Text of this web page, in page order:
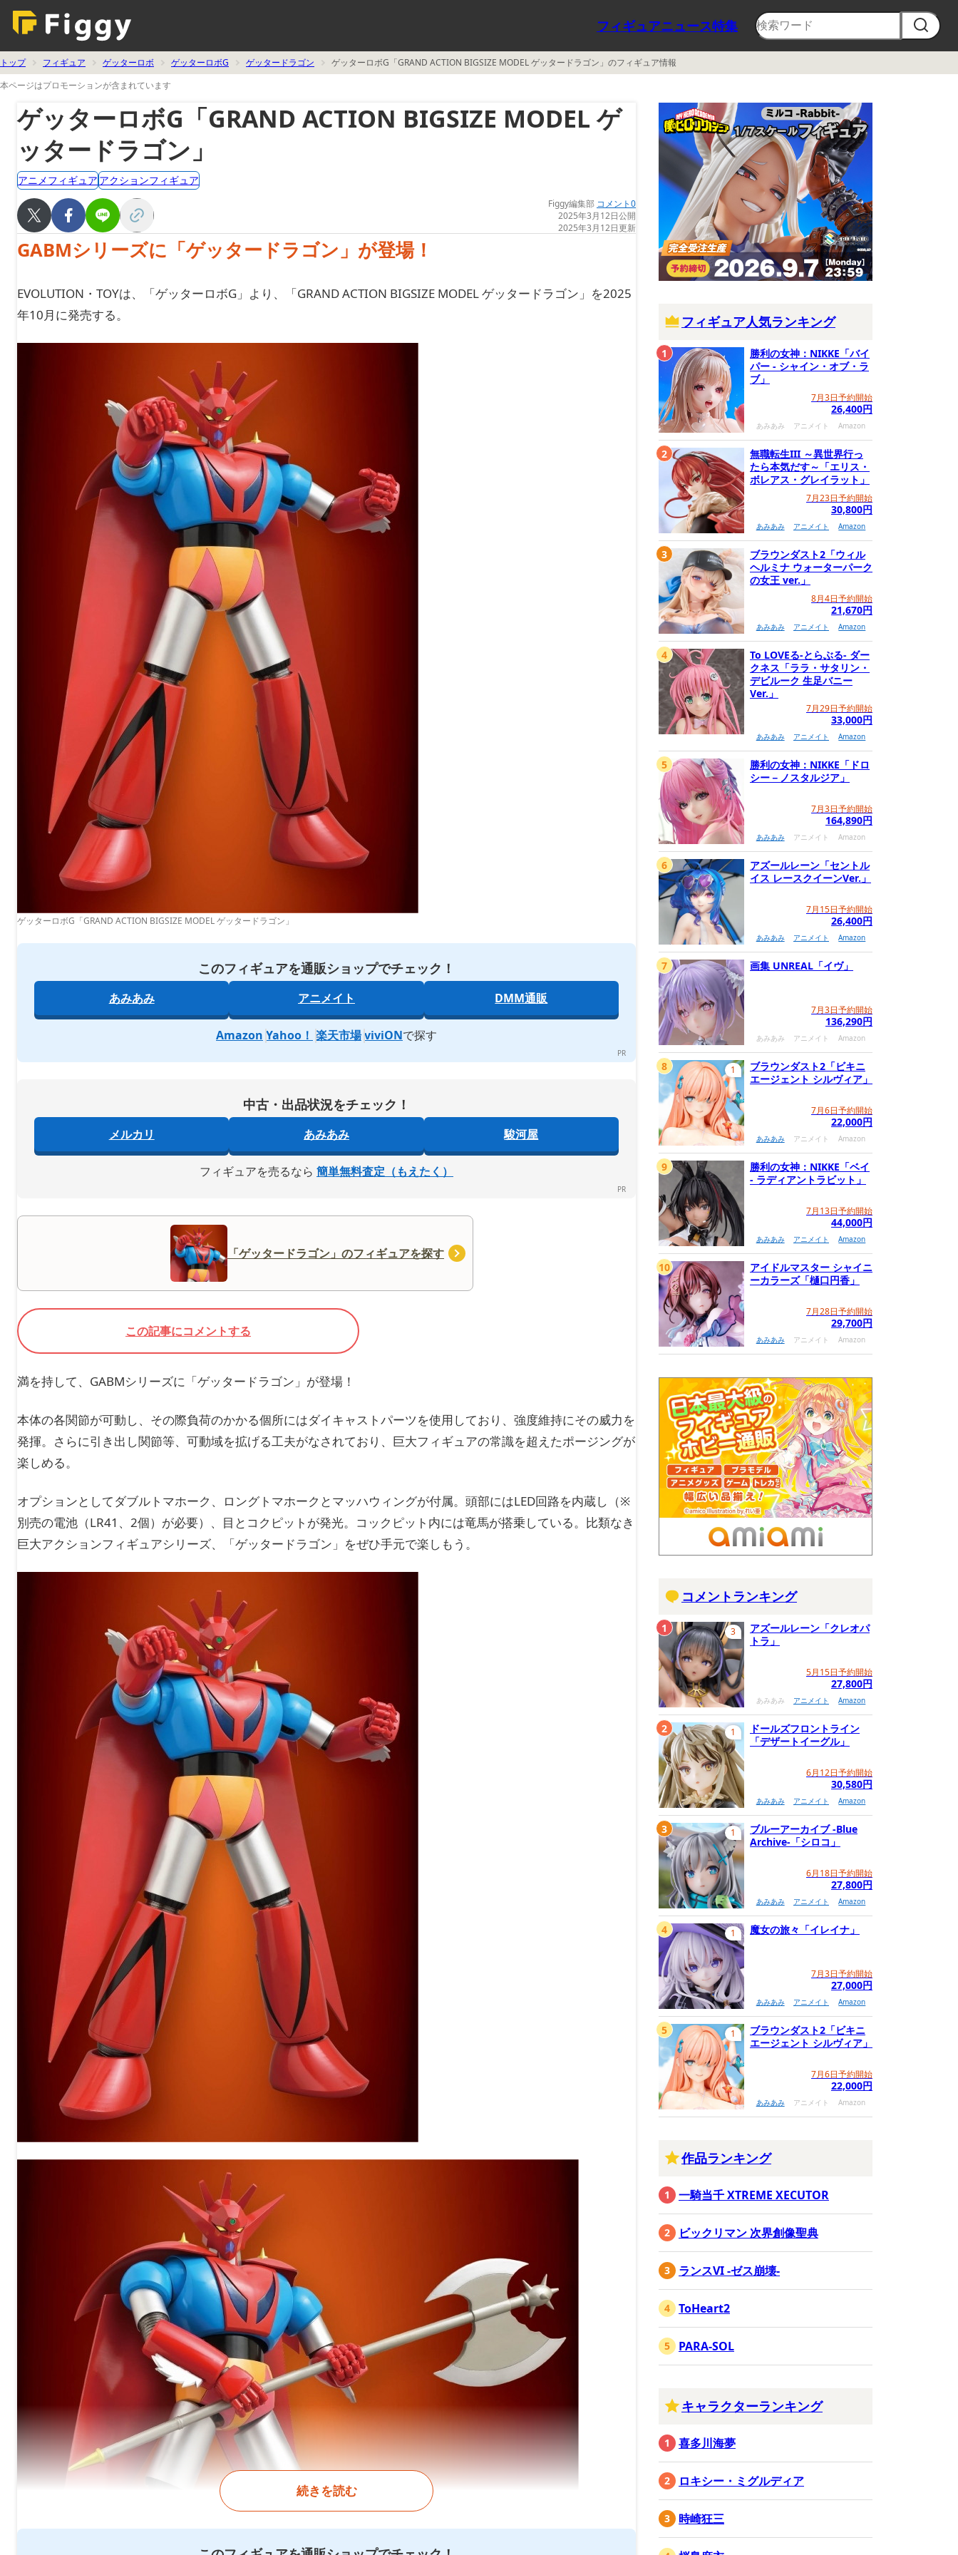
フィギュアニュース特集
トップ フィギュア ゲッターロボ ゲッターロボG ゲッタードラゴン
ゲッターロボG「GRAND ACTION BIGSIZE MODEL ゲッタードラゴン」のフィギュア情報
本ページはプロモーションが含まれています
ゲッターロボG「GRAND ACTION BIGSIZE MODEL ゲ
ッタードラゴン」
アニメフィギュア アクションフィギュア
Figgy編集部 コメント0
2025年3月12日公開
2025年3月12日更新
GABMシリーズに「ゲッタードラゴン」が登場！
EVOLUTION・TOYは、「ゲッターロボG」より、「GRAND ACTION BIGSIZE MODEL ゲッタードラゴン」を2025
年10月に発売する。
ゲッターロボG「GRAND ACTION BIGSIZE MODEL ゲッタードラゴン」
このフィギュアを通販ショップでチェック！
あみあみ アニメイト DMM通販
Amazon Yahoo！ 楽天市場 viviONで探す
中古・出品状況をチェック！
メルカリ あみあみ 駿河屋
フィギュアを売るなら 簡単無料査定（もえたく）
「ゲッタードラゴン」のフィギュアを探す
この記事にコメントする
満を持して、GABMシリーズに「ゲッタードラゴン」が登場！
本体の各関節が可動し、その際負荷のかかる個所にはダイキャストパーツを使用しており、強度維持にその威力を
発揮。さらに引き出し関節等、可動域を拡げる工夫がなされており、巨大フィギュアの常識を超えたポージングが
楽しめる。
オプションとしてダブルトマホーク、ロングトマホークとマッハウィングが付属。頭部にはLED回路を内蔵し（※
別売の電池（LR41、2個）が必要）、目とコクピットが発光。コックピット内には竜馬が搭乗している。比類なき
巨大アクションフィギュアシリーズ、「ゲッタードラゴン」をぜひ手元で楽しもう。
続きを読む
フィギュア人気ランキング
勝利の女神：NIKKE「バイ
パー - シャイン・オブ・ラ
ブ」
7月3日予約開始
26,400円
あみあみ アニメイト Amazon
1
無職転生III ～異世界行っ
たら本気だす～「エリス・
ボレアス・グレイラット」
7月23日予約開始
30,800円
あみあみ アニメイト Amazon
2
ブラウンダスト2「ウィル
ヘルミナ ウォーターパーク
の女王 ver.」
8月4日予約開始
21,670円
あみあみ アニメイト Amazon
3
To LOVEる-とらぶる- ダー
クネス「ララ・サタリン・
デビルーク 生足バニー
Ver.」
7月29日予約開始
33,000円
あみあみ アニメイト Amazon
4
勝利の女神：NIKKE「ドロ
シー－ノスタルジア」
7月3日予約開始
164,890円
あみあみ アニメイト Amazon
5
アズールレーン「セントル
イス レースクイーンVer.」
7月15日予約開始
26,400円
あみあみ アニメイト Amazon
6
画集 UNREAL「イヴ」
7月3日予約開始
136,290円
あみあみ アニメイト Amazon
7
ブラウンダスト2「ビキニ
エージェント シルヴィア」
7月6日予約開始
22,000円
あみあみ アニメイト Amazon
1
8
勝利の女神：NIKKE「ベイ
- ラディアントラビット」
7月13日予約開始
44,000円
あみあみ アニメイト Amazon
9
アイドルマスター シャイニ
ーカラーズ「樋口円香」
7月28日予約開始
29,700円
あみあみ アニメイト Amazon
10
コメントランキング
アズールレーン「クレオパ
トラ」
5月15日予約開始
27,800円
あみあみ アニメイト Amazon
3
1
ドールズフロントライン
「デザートイーグル」
6月12日予約開始
30,580円
あみあみ アニメイト Amazon
1
2
ブルーアーカイブ -Blue
Archive-「シロコ」
6月18日予約開始
27,800円
あみあみ アニメイト Amazon
1
3
魔女の旅々「イレイナ」
7月3日予約開始
27,000円
あみあみ アニメイト Amazon
1
4
ブラウンダスト2「ビキニ
エージェント シルヴィア」
7月6日予約開始
22,000円
あみあみ アニメイト Amazon
1
5
作品ランキング
一騎当千 XTREME XECUTOR
ビックリマン 次界創像聖典
ランスVI -ゼス崩壊-
ToHeart2
PARA-SOL
キャラクターランキング
喜多川海夢
ロキシー・ミグルディア
時崎狂三